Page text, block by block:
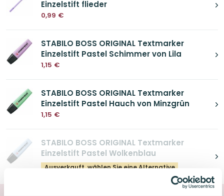
Einzelstift flieder
0,99 €
STABILO BOSS ORIGINAL Textmarker
Einzelstift Pastel Schimmer von Lila
1,15 €
STABILO BOSS ORIGINAL Textmarker
Einzelstift Pastel Hauch von Minzgrün
1,15 €
STABILO BOSS ORIGINAL Textmarker
Einzelstift Pastel Wolkenblau
Ausverkauft, wählen Sie eine Alternative